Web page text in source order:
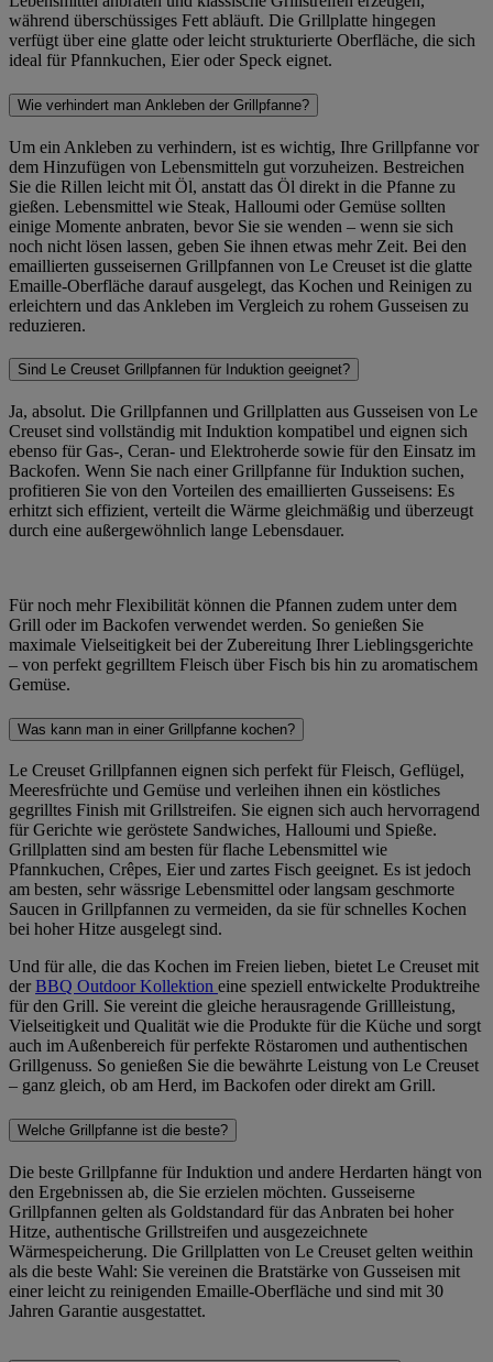
während überschüssiges Fett abläuft. Die Grillplatte hingegen
verfügt über eine glatte oder leicht strukturierte Oberfläche, die sich
ideal für Pfannkuchen, Eier oder Speck eignet.
Wie verhindert man Ankleben der Grillpfanne?
Um ein Ankleben zu verhindern, ist es wichtig, Ihre Grillpfanne vor
dem Hinzufügen von Lebensmitteln gut vorzuheizen. Bestreichen
Sie die Rillen leicht mit Öl, anstatt das Öl direkt in die Pfanne zu
gießen. Lebensmittel wie Steak, Halloumi oder Gemüse sollten
einige Momente anbraten, bevor Sie sie wenden – wenn sie sich
noch nicht lösen lassen, geben Sie ihnen etwas mehr Zeit. Bei den
emaillierten gusseisernen Grillpfannen von Le Creuset ist die glatte
Emaille-Oberfläche darauf ausgelegt, das Kochen und Reinigen zu
erleichtern und das Ankleben im Vergleich zu rohem Gusseisen zu
reduzieren.
Sind Le Creuset Grillpfannen für Induktion geeignet?
Ja, absolut. Die Grillpfannen und Grillplatten aus Gusseisen von Le
Creuset sind vollständig mit Induktion kompatibel und eignen sich
ebenso für Gas-, Ceran- und Elektroherde sowie für den Einsatz im
Backofen. Wenn Sie nach einer Grillpfanne für Induktion suchen,
profitieren Sie von den Vorteilen des emaillierten Gusseisens: Es
erhitzt sich effizient, verteilt die Wärme gleichmäßig und überzeugt
durch eine außergewöhnlich lange Lebensdauer.
Für noch mehr Flexibilität können die Pfannen zudem unter dem
Grill oder im Backofen verwendet werden. So genießen Sie
maximale Vielseitigkeit bei der Zubereitung Ihrer Lieblingsgerichte
– von perfekt gegrilltem Fleisch über Fisch bis hin zu aromatischem
Gemüse.
Was kann man in einer Grillpfanne kochen?
Le Creuset Grillpfannen eignen sich perfekt für Fleisch, Geflügel,
Meeresfrüchte und Gemüse und verleihen ihnen ein köstliches
gegrilltes Finish mit Grillstreifen. Sie eignen sich auch hervorragend
für Gerichte wie geröstete Sandwiches, Halloumi und Spieße.
Grillplatten sind am besten für flache Lebensmittel wie
Pfannkuchen, Crêpes, Eier und zartes Fisch geeignet. Es ist jedoch
am besten, sehr wässrige Lebensmittel oder langsam geschmorte
Saucen in Grillpfannen zu vermeiden, da sie für schnelles Kochen
bei hoher Hitze ausgelegt sind.
Und für alle, die das Kochen im Freien lieben, bietet Le Creuset mit
derBBQ Outdoor Kollektion eine speziell entwickelte Produktreihe
für den Grill. Sie vereint die gleiche herausragende Grillleistung,
Vielseitigkeit und Qualität wie die Produkte für die Küche und sorgt
auch im Außenbereich für perfekte Röstaromen und authentischen
Grillgenuss. So genießen Sie die bewährte Leistung von Le Creuset
– ganz gleich, ob am Herd, im Backofen oder direkt am Grill.
Welche Grillpfanne ist die beste?
Die beste Grillpfanne für Induktion und andere Herdarten hängt von
den Ergebnissen ab, die Sie erzielen möchten. Gusseiserne
Grillpfannen gelten als Goldstandard für das Anbraten bei hoher
Hitze, authentische Grillstreifen und ausgezeichnete
Wärmespeicherung. Die Grillplatten von Le Creuset gelten weithin
als die beste Wahl: Sie vereinen die Bratstärke von Gusseisen mit
einer leicht zu reinigenden Emaille-Oberfläche und sind mit 30
Jahren Garantie ausgestattet.